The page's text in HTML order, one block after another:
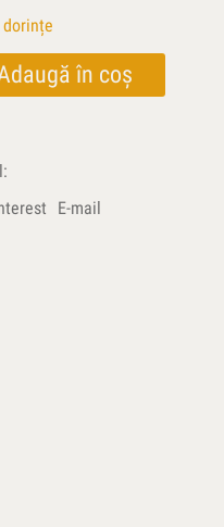
în coș
E-mail